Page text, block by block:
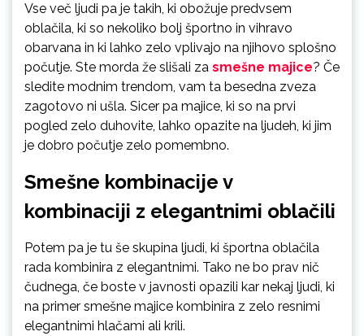
Vse več ljudi pa je takih, ki obožuje predvsem
oblačila, ki so nekoliko bolj športno in vihravo
obarvana in ki lahko zelo vplivajo na njihovo splošno
počutje. Ste morda že slišali za smešne majice? Če
sledite modnim trendom, vam ta besedna zveza
zagotovo ni ušla. Sicer pa majice, ki so na prvi
pogled zelo duhovite, lahko opazite na ljudeh, ki jim
je dobro počutje zelo pomembno.
Smešne kombinacije v
kombinaciji z elegantnimi oblačili
Potem pa je tu še skupina ljudi, ki športna oblačila
rada kombinira z elegantnimi. Tako ne bo prav nič
čudnega, če boste v javnosti opazili kar nekaj ljudi, ki
na primer smešne majice kombinira z zelo resnimi
elegantnimi hlačami ali krili.